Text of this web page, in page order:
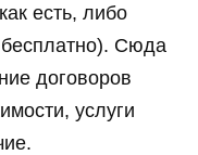
есть, либо
Сюда
договоров
услуги